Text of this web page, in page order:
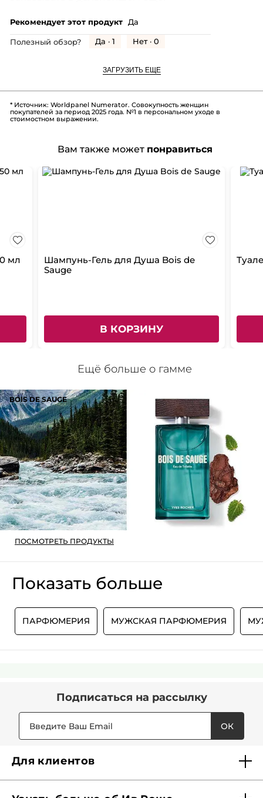
Рекомендует этот продукт Да
Полезный обзор? Да · 1 Нет · 0
ЗАГРУЗИТЬ ЕЩЕ
* Источник: Worldpanel Numerator. Совокупность женщин
покупателей за период 2025 года. №1 в персональном уходе в
стоимостном выражении.
Вам также может понравиться
мл
Шампунь-Гель для Душа Bois de
Sauge
В КОРЗИНУ
Ещё больше о гамме
BOIS DE SAUGE
ПОСМОТРЕТЬ ПРОДУКТЫ
Показать больше
ПАРФЮМЕРИЯ МУЖСКАЯ ПАРФЮМЕРИЯ
Подписаться на рассылку
ОК
Для клиентов